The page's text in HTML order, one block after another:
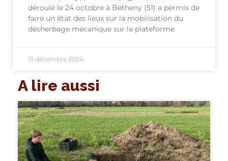
déroulé le 24 octobre à Bétheny (51) a permis de
faire un état des lieux sur la mobilisation du
désherbage mécanique sur la plateforme
13 décembre 2024
A lire aussi